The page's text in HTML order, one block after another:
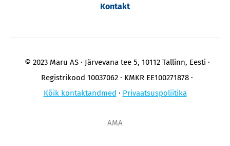
Kontakt
© 2023 Maru AS
Järvevana tee 5, 10112 Tallinn, Eesti
Registrikood 10037062
KMKR EE100271878
Kõik kontaktandmed
Privaatsuspoliitika
AMA